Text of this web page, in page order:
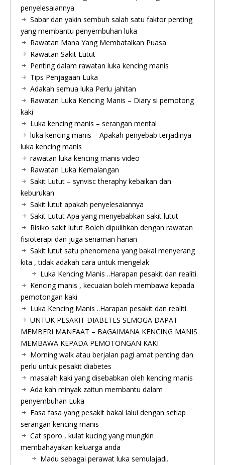
penyelesaiannya
Sabar dan yakin sembuh salah satu faktor penting
yang membantu penyembuhan luka
Rawatan Mana Yang Membatalkan Puasa
Rawatan Sakit Lutut
Penting dalam rawatan luka kencing manis
Tips Penjagaan Luka
Adakah semua luka Perlu jahitan
Rawatan Luka Kencing Manis – Diary si pemotong
kaki
Luka kencing manis – serangan mental
luka kencing manis – Apakah penyebab terjadinya
luka kencing manis
rawatan luka kencing manis video
Rawatan Luka Kemalangan
Sakit Lutut – synvisc theraphy kebaikan dan
keburukan
Sakit lutut apakah penyelesaiannya
Sakit Lutut Apa yang menyebabkan sakit lutut
Risiko sakit lutut Boleh dipulihkan dengan rawatan
fisioterapi dan juga senaman harian
Sakit lutut satu phenomena yang bakal menyerang
kita , tidak adakah cara untuk mengelak
Luka Kencing Manis ..Harapan pesakit dan realiti.
Kencing manis , kecuaian boleh membawa kepada
pemotongan kaki
Luka Kencing Manis ..Harapan pesakit dan realiti.
UNTUK PESAKIT DIABETES SEMOGA DAPAT
MEMBERI MANFAAT – BAGAIMANA KENCING MANIS
MEMBAWA KEPADA PEMOTONGAN KAKI
Morning walk atau berjalan pagi amat penting dan
perlu untuk pesakit diabetes
masalah kaki yang disebabkan oleh kencing manis
Ada kah minyak zaitun membantu dalam
penyembuhan Luka
Fasa fasa yang pesakit bakal lalui dengan setiap
serangan kencing manis
Cat sporo , kulat kucing yang mungkin
membahayakan keluarga anda
Madu sebagai perawat luka semulajadi.